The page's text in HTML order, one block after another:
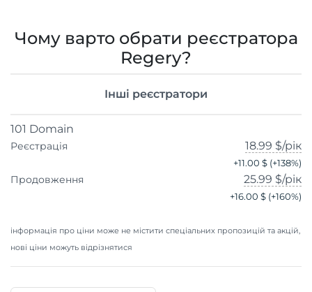
Чому варто обрати реєстратора
Regery?
Інші реєстратори
101 Domain
Реєстрація 18.99 $/рік
+11.00 $ (+138%)
Продовження 25.99 $/рік
+16.00 $ (+160%)
інформація про ціни може не містити спеціальних пропозицій та акцій,
нові ціни можуть відрізнятися